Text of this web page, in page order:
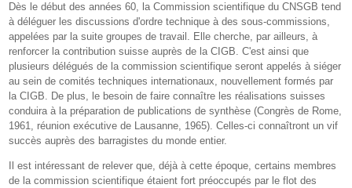
Dès le début des années 60, la Commission scientifique du CNSGB tend
à déléguer les discussions d'ordre technique à des sous-commissions,
appelées par la suite groupes de travail. Elle cherche, par ailleurs, à
renforcer la contribution suisse auprès de la CIGB. C'est ainsi que
plusieurs délégués de la commission scientifique seront appelés à siéger
au sein de comités techniques internationaux, nouvellement formés par
la CIGB. De plus, le besoin de faire connaître les réalisations suisses
conduira à la préparation de publications de synthèse (Congrès de Rome,
1961, réunion exécutive de Lausanne, 1965). Celles-ci connaîtront un vif
succès auprès des barragistes du monde entier.
Il est intéressant de relever que, déjà à cette époque, certains membres
de la commission scientifique étaient fort préoccupés par le flot des